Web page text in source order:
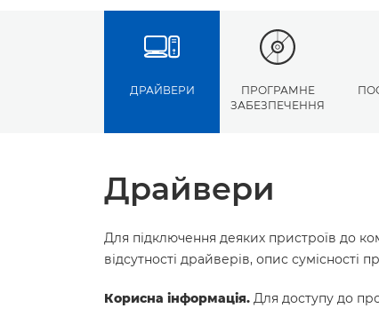
ДРАЙВЕРИ
ПРОГРАМНЕ
ЗАБЕЗПЕЧЕННЯ
Драйвери
Для підключення деяких пристроїв до
відсутності драйверів, опис
Корисна інформація. Для доступу до